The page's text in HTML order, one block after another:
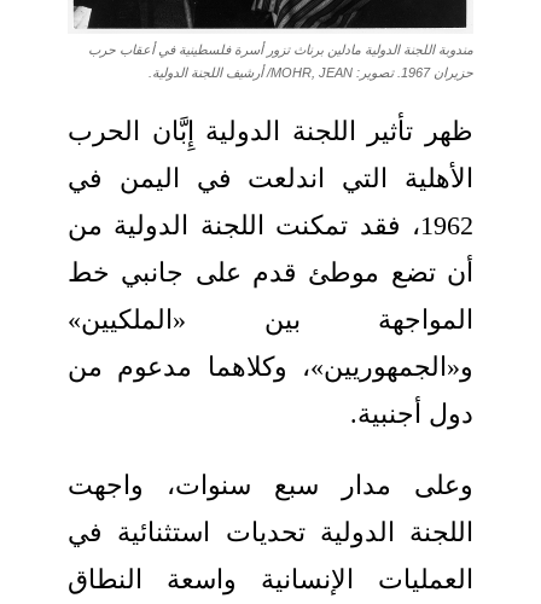
مندوبة اللجنة الدولية مادلين برناث تزور أسرة فلسطينية في أعقاب حرب
حزيران 1967. تصوير: MOHR, JEAN/ أرشيف اللجنة الدولية.
ظهر تأثير اللجنة الدولية إِبَّان الحرب
الأهلية التي اندلعت في اليمن في
1962، فقد تمكنت اللجنة الدولية من
أن تضع موطئ قدم على جانبي خط
المواجهة بين «الملكيين»
و«الجمهوريين»، وكلاهما مدعوم من
دول أجنبية.
وعلى مدار سبع سنوات، واجهت
اللجنة الدولية تحديات استثنائية في
العمليات الإنسانية واسعة النطاق